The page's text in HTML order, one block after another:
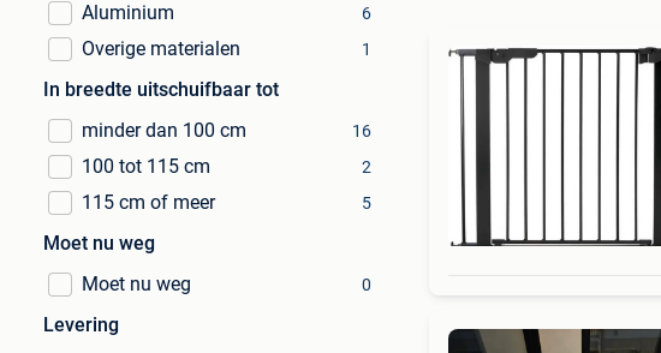
Aluminium 6
Overige materialen 1
In breedte uitschuifbaar tot
minder dan 100 cm
16
100 tot 115 cm 2
115 cm of meer 5
Moet nu weg
Moet nu weg
0
Levering